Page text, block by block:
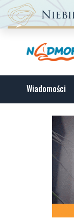
Wiadomości